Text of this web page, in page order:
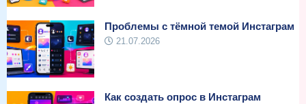
Проблемы с тёмной темой Инстаграм
21.07.2026
Как создать опрос в Инстаграм